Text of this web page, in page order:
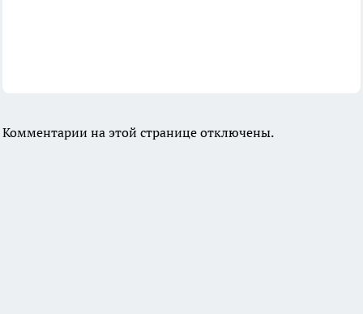
Комментарии на этой странице отключены.